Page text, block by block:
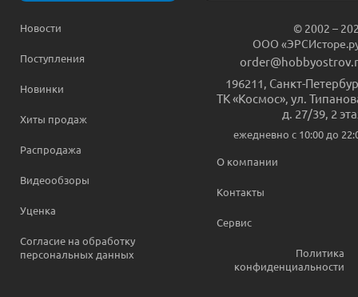
Новости
Поступления
Новинки
Хиты продаж
Распродажа
Видеообзоры
Уценка
Согласие на обработку
персональных данных
© 2002 –
ООО
196211 Санкт-
ТК «Космос», ул.
д. 27/39, 2
ежедневно c 10:00 до
О компании
Контакты
Сервис
Политика
конфиденциальности